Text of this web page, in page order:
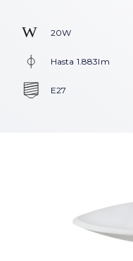
20W
Hasta 1.883lm
E27